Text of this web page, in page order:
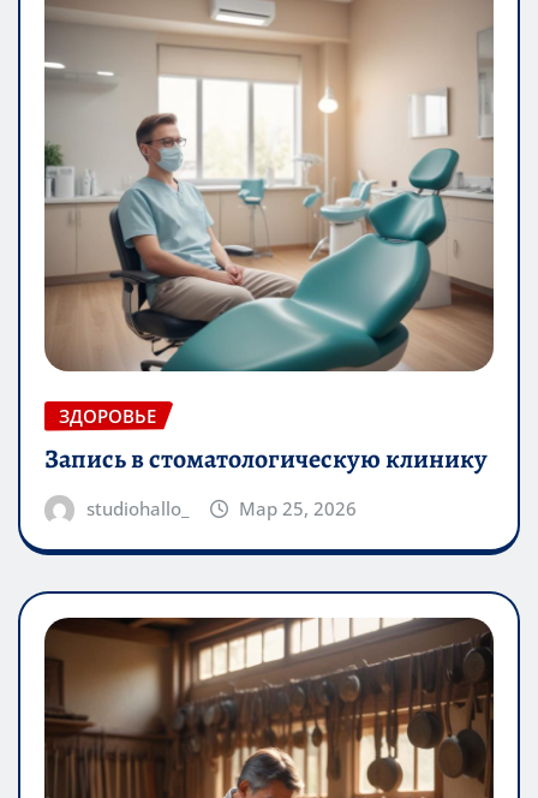
ЗДОРОВЬЕ
Запись в стоматологическую клинику
studiohallo_ Мар 25, 2026